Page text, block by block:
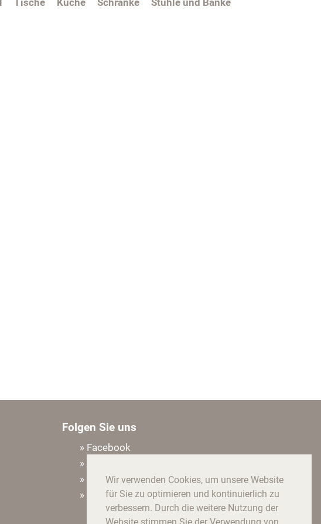
Wir verwenden Cookies, um unsere Website
für Sie zu optimieren und kontinuierlich zu
verbessern. Durch die weitere Nutzung der
Tische Küche Schränke Stühle und Bänke
Folgen Sie uns
» Facebook
» Instagram
» Houzz
» Pinterest